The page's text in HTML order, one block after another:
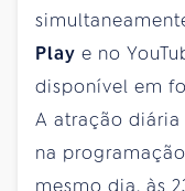
Play e no
disponível em
A atração
na
mesmo dia, às